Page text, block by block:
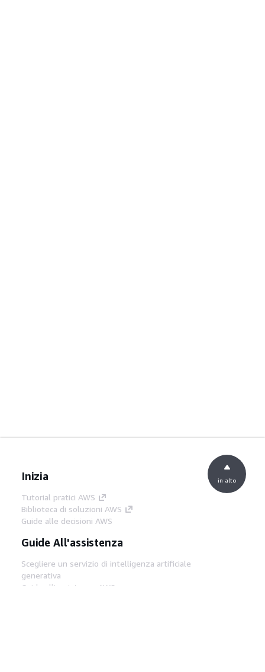
Inizia
Tutorial pratici AWS
Biblioteca di soluzioni AWS
Guide alle decisioni AWS
Guide All'assistenza
Scegliere un servizio di intelligenza artificiale
generativa
Guide all'assistenza AWS
in alto